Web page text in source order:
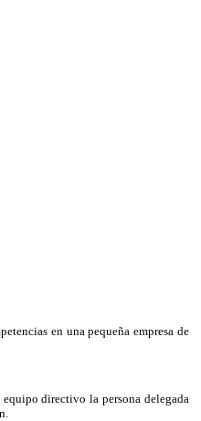
en una pequeña empresa de
directivo la persona delegada